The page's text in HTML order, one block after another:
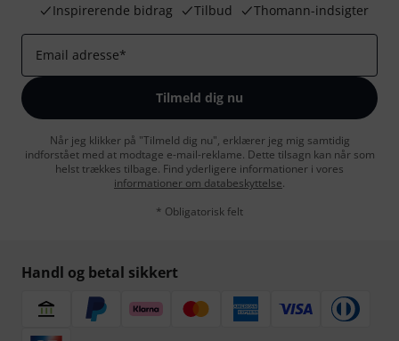
Inspirerende bidrag
Tilbud Thomann-indsigter
Email adresse*
Tilmeld dig nu
Når jeg klikker på "Tilmeld dig nu", erklærer jeg mig samtidig
indforstået med at modtage e-mail-reklame. Dette tilsagn kan når som
helst trækkes tilbage. Find yderligere informationer i vores
informationer om databeskyttelse.
* Obligatorisk felt
Handl og betal sikkert